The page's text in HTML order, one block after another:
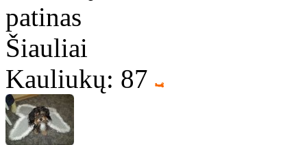
patinas
Šiauliai
Kauliukų: 87